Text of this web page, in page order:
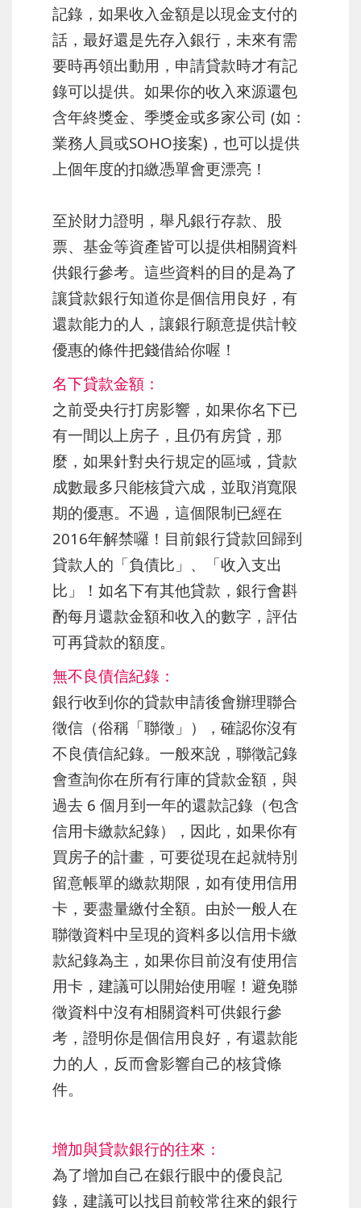
記錄，如果收入金額是以現金支付的
話，最好還是先存入銀行，未來有需
要時再領出動用，申請貸款時才有記
錄可以提供。如果你的收入來源還包
含年終獎金、季獎金或多家公司 (如：
業務人員或SOHO接案)，也可以提供
上個年度的扣繳憑單會更漂亮！
至於財力證明，舉凡銀行存款、股
票、基金等資產皆可以提供相關資料
供銀行參考。這些資料的目的是為了
讓貸款銀行知道你是個信用良好，有
還款能力的人，讓銀行願意提供計較
優惠的條件把錢借給你喔！
名下貸款金額：
之前受央行打房影響，如果你名下已
有一間以上房子，且仍有房貸，那
麼，如果針對央行規定的區域，貸款
成數最多只能核貸六成，並取消寬限
期的優惠。不過，這個限制已經在
2016年解禁囉！目前銀行貸款回歸到
貸款人的「負債比」、「收入支出
比」！如名下有其他貸款，銀行會斟
酌每月還款金額和收入的數字，評估
可再貸款的額度。
無不良債信紀錄：
銀行收到你的貸款申請後會辦理聯合
徵信（俗稱「聯徵」），確認你沒有
不良債信紀錄。一般來說，聯徵記錄
會查詢你在所有行庫的貸款金額，與
過去 6 個月到一年的還款記錄（包含
信用卡繳款紀錄），因此，如果你有
買房子的計畫，可要從現在起就特別
留意帳單的繳款期限，如有使用信用
卡，要盡量繳付全額。由於一般人在
聯徵資料中呈現的資料多以信用卡繳
款紀錄為主，如果你目前沒有使用信
用卡，建議可以開始使用喔！避免聯
徵資料中沒有相關資料可供銀行參
考，證明你是個信用良好，有還款能
力的人，反而會影響自己的核貸條
件。
增加與貸款銀行的往來：
為了增加自己在銀行眼中的優良記
錄，建議可以找目前較常往來的銀行